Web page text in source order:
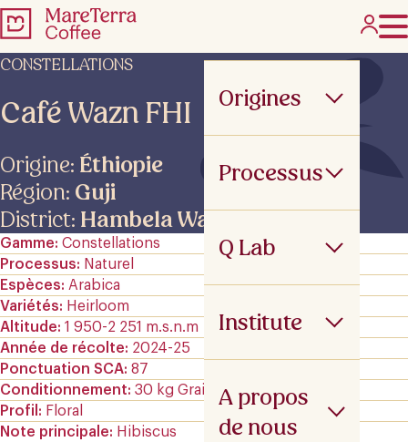
Origines
Processus
Q Lab
Institute
A propos
de nous
CONSTELLATIONS
Café Wazn FHI
Origine: Éthiopie
Région: Guji
District: Hambela Wamena
Gamme Constellations
Processus
Naturel
Espèces
Arabica
Variétés
Heirloom
Altitude 1 950-2 251 m.s.n.m
Année de récolte
2024-25
Ponctuation SCA 87
Conditionnement 30 kg GrainPro
Profil
Floral
Note principale
Hibiscus